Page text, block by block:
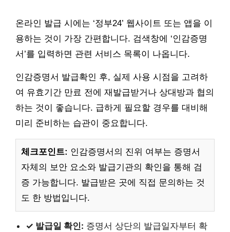
온라인 발급 시에는 ‘정부24’ 웹사이트 또는 앱을 이
용하는 것이 가장 간편합니다. 검색창에 ‘인감증명
서’를 입력하면 관련 서비스 목록이 나옵니다.
인감증명서 발급확인 후, 실제 사용 시점을 고려하
여 유효기간 만료 전에 재발급받거나 상대방과 협의
하는 것이 좋습니다. 급하게 필요할 경우를 대비해
미리 준비하는 습관이 중요합니다.
체크포인트: 인감증명서의 진위 여부는 증명서
자체의 보안 요소와 발급기관의 확인을 통해 검
증 가능합니다. 발급받은 곳에 직접 문의하는 것
도 한 방법입니다.
✓ 발급일 확인: 증명서 상단의 발급일자부터 확